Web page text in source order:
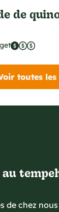
de
toutes les
de chez nous